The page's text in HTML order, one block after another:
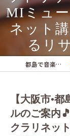
MIミュ
ネット
るリ
都島で音楽教室ならNAOMIミュージックスクール
【大阪市•
ルのご案内
クラリネッ